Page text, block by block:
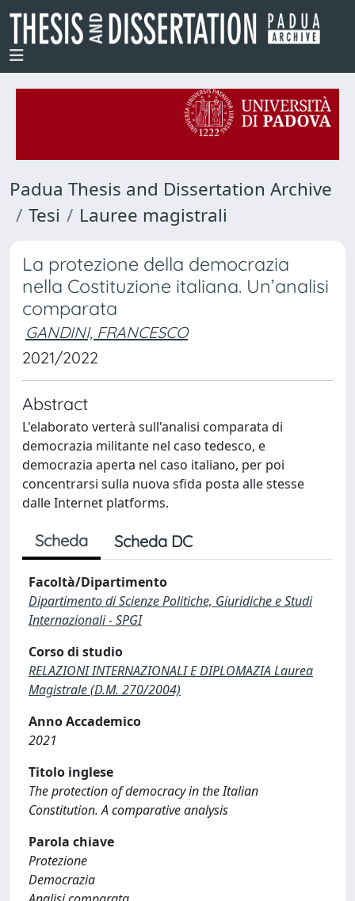
Padua Thesis and Dissertation Archive
Tesi
Lauree magistrali
La protezione della democrazia
nella Costituzione italiana. Un’analisi
comparata
GANDINI, FRANCESCO
2021/2022
Abstract
L'elaborato verterà sull'analisi comparata di
democrazia militante nel caso tedesco, e
democrazia aperta nel caso italiano, per poi
concentrarsi sulla nuova sfida posta alle stesse
dalle Internet platforms.
Scheda Scheda DC
Facoltà/Dipartimento
Dipartimento di Scienze Politiche, Giuridiche e Studi
Internazionali - SPGI
Corso di studio
RELAZIONI INTERNAZIONALI E DIPLOMAZIA Laurea
Magistrale (D.M. 270/2004)
Anno Accademico
2021
Titolo inglese
The protection of democracy in the Italian
Constitution. A comparative analysis
Parola chiave
Protezione
Democrazia